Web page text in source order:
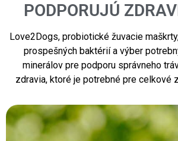
PODPORUJÚ
Love2Dogs, probiotické žuvacie
prospešných baktérií a výber
minerálov pre podporu správneho
zdravia, ktoré je potrebné pre celkové